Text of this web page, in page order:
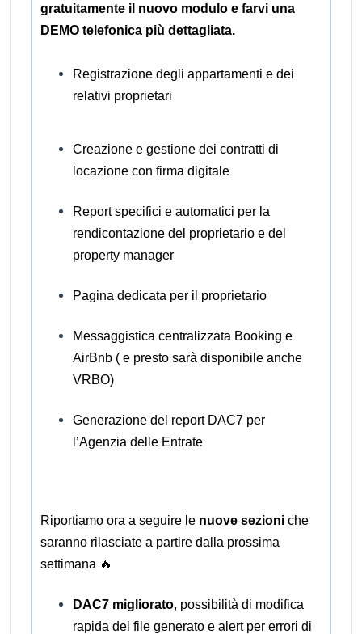
gratuitamente il nuovo modulo e farvi una
DEMO telefonica più dettagliata.
Registrazione degli appartamenti e dei
relativi proprietari
Creazione e gestione dei contratti di
locazione con firma digitale
Report specifici e automatici per la
rendicontazione del proprietario e del
property manager
Pagina dedicata per il proprietario
Messaggistica centralizzata Booking e
AirBnb ( e presto sarà disponibile anche
VRBO)
Generazione del report DAC7 per
l’Agenzia delle Entrate
Riportiamo ora a seguire le nuove sezioni che
saranno rilasciate a partire dalla prossima
settimana 🔥
DAC7 migliorato, possibilità di modifica
rapida del file generato e alert per errori di